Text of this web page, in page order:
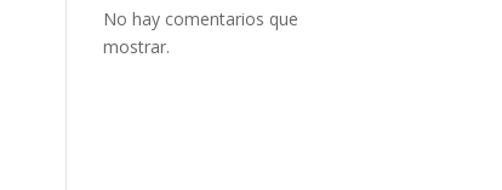
No hay comentarios que
mostrar.